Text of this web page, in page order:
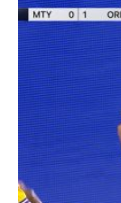
e
u
r
e
s
g